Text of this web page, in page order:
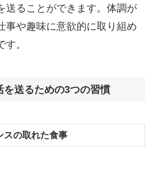
送ることができます。体調が
事や趣味に意欲的に取り組め
。
を送るための3つの習慣
の取れた食事